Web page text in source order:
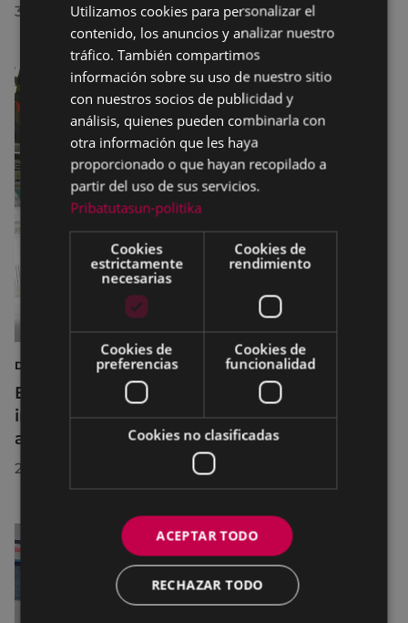
30/07/2026
DEPORTES
Eibar adapta los horarios de sus
instalaciones deportivas durante el mes de
agosto para realizar mejoras
29/07/2026
BASQUE
SPANISH
Utilizamos cookies para personalizar el
contenido, los anuncios y analizar nuestro
tráfico. También compartimos
información sobre su uso de nuestro sitio
con nuestros socios de publicidad y
análisis, quienes pueden combinarla con
otra información que les haya
proporcionado o que hayan recopilado a
partir del uso de sus servicios.
Pribatutasun-politika
Cookies
estrictamente
necesarias
Cookies de
rendimiento
Cookies de
preferencias
Cookies de
funcionalidad
Cookies no clasificadas
ACEPTAR TODO
RECHAZAR TODO